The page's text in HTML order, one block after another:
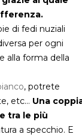
di fedi nuziali
per ogni
alla forma della
, potrete
etc… Una
tra le più
a specchio. E